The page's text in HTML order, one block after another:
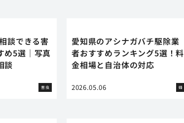
談できる害
め5選｜写真
談
害虫
愛知県のアシナガバチ駆除業
者おすすめランキング5選！料
金相場と自治体の対応
2026.05.06 蜂